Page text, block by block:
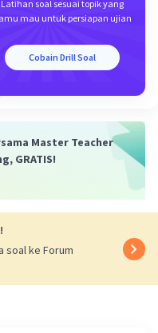
kimia H2SO4. Untuk
(H2SO4), terdapat:
ada dua gugus
Latihan soal sesuai topik yang
mau untuk persiapan ujian
Cobain Drill Soal
Master Teacher
GRATIS!
soal ke Forum